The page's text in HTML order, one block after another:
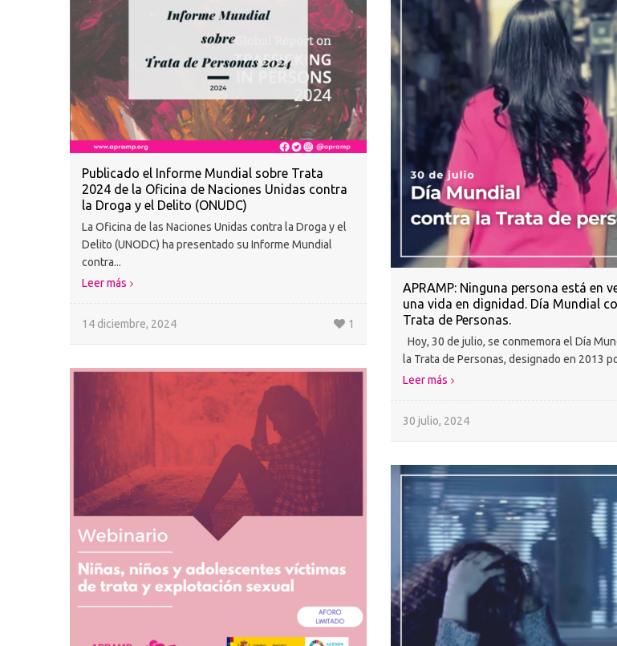
Publicado el Informe Mundial sobre Trata
2024 de la Oficina de Naciones Unidas contra
la Droga y el Delito (ONUDC)
La Oficina de las Naciones Unidas contra la Droga y el
Delito (UNODC) ha presentado su Informe Mundial
contra...
Leer más
14 diciembre, 2024 1
APRAMP: Ninguna persona está en
una vida en dignidad. Día Mundial
Trata de Personas.
Hoy, 30 de julio, se conmemora el Día
la Trata de Personas, designado en 2013
Leer más
30 julio, 2024